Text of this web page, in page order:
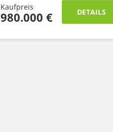
Kaufpreis
980.000 € DETAILS